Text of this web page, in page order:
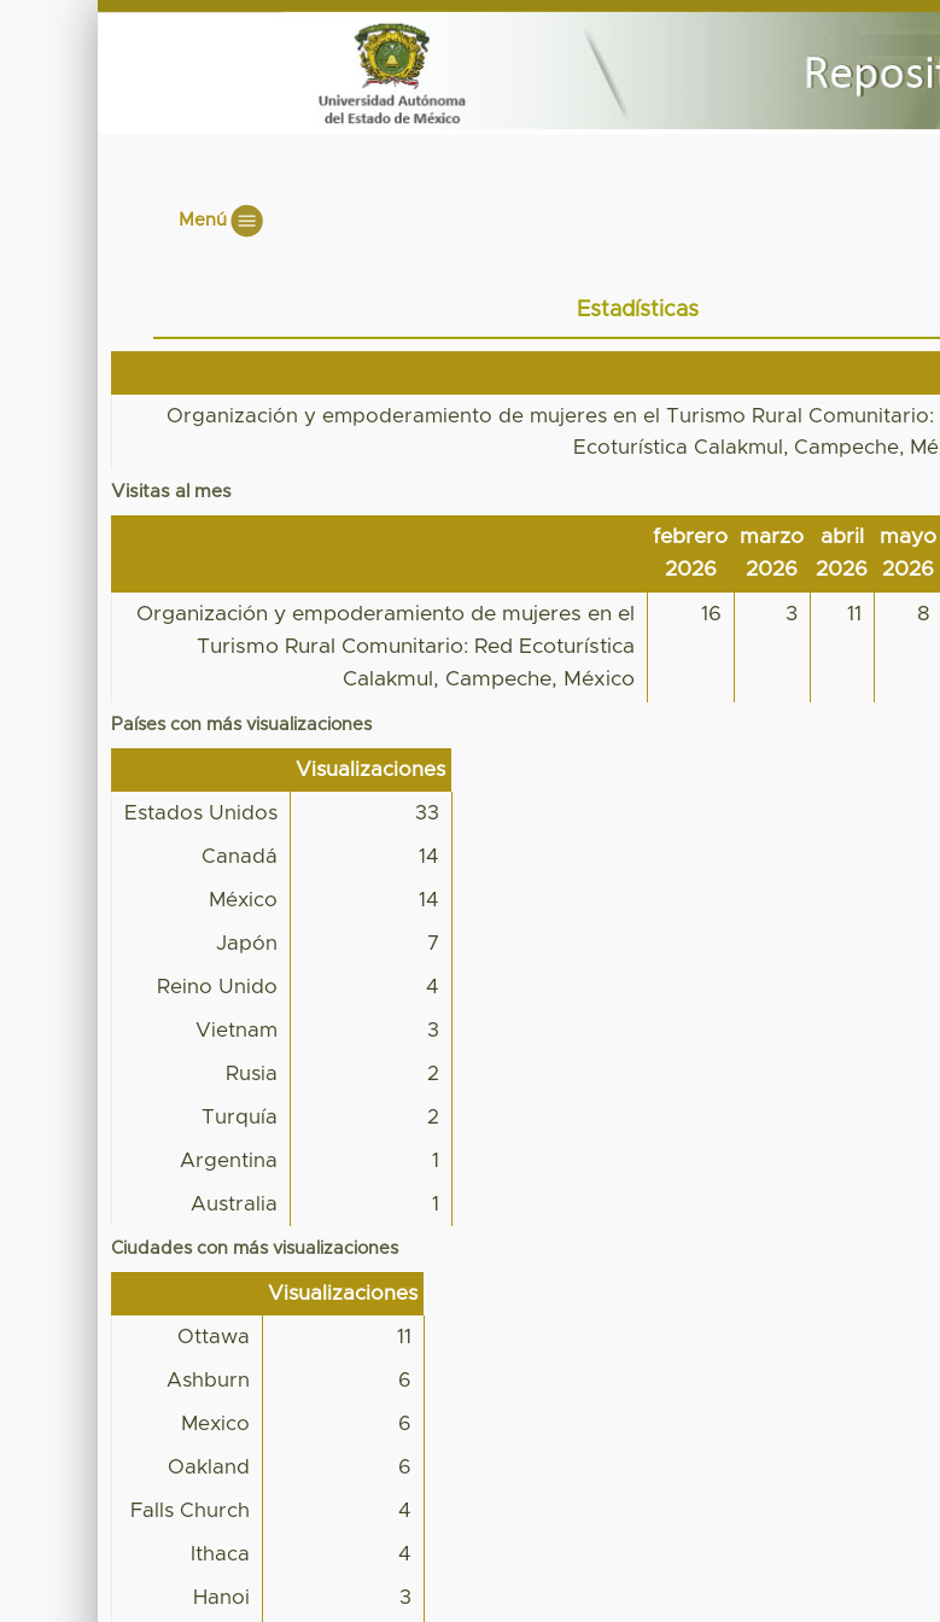
Menú
Estadísticas
Organización y empoderamiento de mujeres en el Turismo Rural Comunitario:
Ecoturística Calakmul, Campeche,
Visitas al mes
febrero
2026
marzo
2026
abril
2026
mayo
2026
Organización y empoderamiento de mujeres en el
Turismo Rural Comunitario: Red Ecoturística
Calakmul, Campeche, México
16 3 11 8
Países con más visualizaciones
Visualizaciones
Estados Unidos 33
Canadá 14
México 14
Japón 7
Reino Unido 4
Vietnam 3
Rusia 2
Turquía 2
Argentina 1
Australia 1
Ciudades con más visualizaciones
Visualizaciones
Ottawa 11
Ashburn 6
Mexico 6
Oakland 6
Falls Church 4
Ithaca 4
Hanoi 3